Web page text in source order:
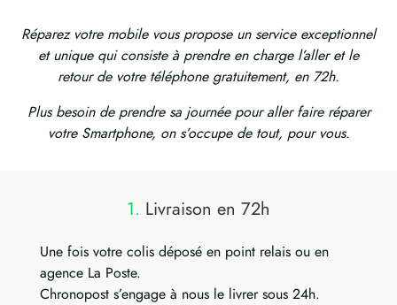
Réparez votre mobile vous propose un service exceptionnel
et unique qui consiste à prendre en charge l’aller et le
retour de votre téléphone gratuitement, en 72h.
Plus besoin de prendre sa journée pour aller faire réparer
votre Smartphone, on s’occupe de tout, pour vous.
1. Livraison en 72h
Une fois votre colis déposé en point relais ou en
agence La Poste.
Chronopost s’engage à nous le livrer sous 24h.